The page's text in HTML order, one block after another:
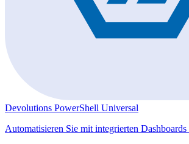
Devolutions PowerShell Universal
Automatisieren Sie mit integrierten